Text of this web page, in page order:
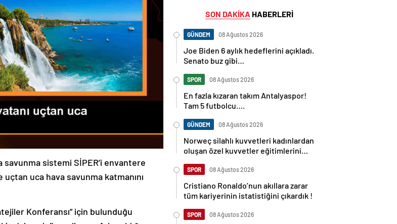
savunma sistemi SİPER’i envantere
uca hava savunma katmanını
Konferansı” için bulunduğu
SON DAKİKA HABERLERİ
GÜNDEM 08 Ağustos 2026
Joe Biden 6 aylık hedeflerini açıkladı.
Senato buz gibi…
SPOR 08 Ağustos 2026
En fazla kızaran takım Antalyaspor!
Tam 5 futbolcu….
GÜNDEM 08 Ağustos 2026
Norweç silahlı kuvvetleri kadınlardan
oluşan özel kuvvetler eğitimlerini
SPOR 08 Ağustos 2026
Cristiano Ronaldo’nun akıllara zarar
tüm kariyerinin istatistiğini çıkardık !
SPOR 08 Ağustos 2026